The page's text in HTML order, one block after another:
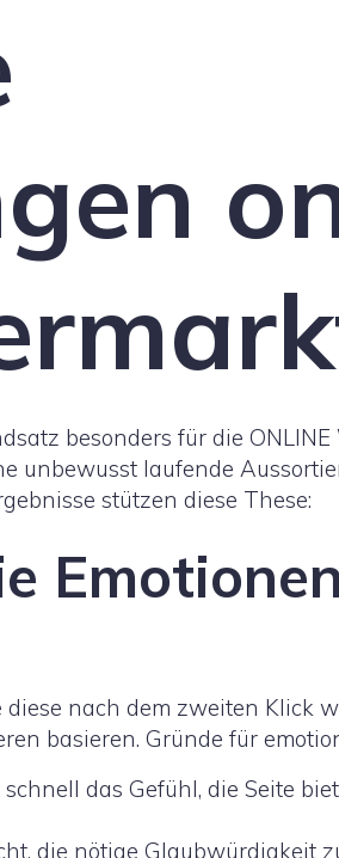
besonders für die
unbewusst laufende
stützen diese These:
nach dem zweiten Klick
basieren. Gründe für
schnell das Gefühl, die Seite
die nötige Glaubwürdigkeit